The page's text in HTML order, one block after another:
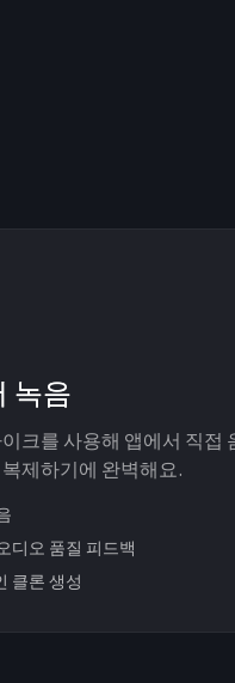
녹음
크를 사용해 앱에서 직접
제하기에 완벽해요.
디오 품질 피드백
클론 생성